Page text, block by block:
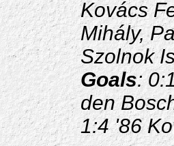
Kovács
Mihály,
Szolnok
Goals:
den
1:4 '86